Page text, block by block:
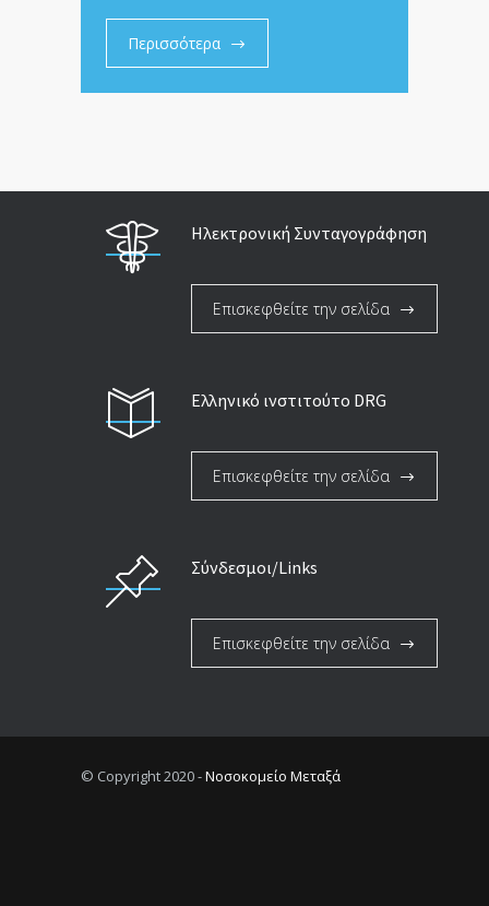
Περισσότερα
Ηλεκτρονική Συνταγογράφηση
Επισκεφθείτε την σελίδα
Ελληνικό ινστιτούτο DRG
Επισκεφθείτε την σελίδα
Σύνδεσμοι/Links
Επισκεφθείτε την σελίδα
© Copyright 2020 -Νοσοκομείο Μεταξά